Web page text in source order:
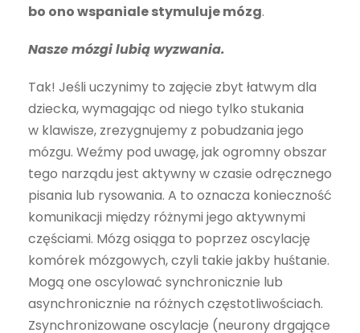
bo ono wspaniale stymuluje mózg.
Nasze mózgi lubią wyzwania.
Tak! Jeśli uczynimy to zajęcie zbyt łatwym dla
dziecka, wymagając od niego tylko stukania
w klawisze, zrezygnujemy z pobudzania jego
mózgu. Weźmy pod uwagę, jak ogromny obszar
tego narządu jest aktywny w czasie odręcznego
pisania lub rysowania. A to oznacza konieczność
komunikacji między różnymi jego aktywnymi
częściami. Mózg osiąga to poprzez oscylację
komórek mózgowych, czyli takie jakby huśtanie.
Mogą one oscylować synchronicznie lub
asynchronicznie na różnych częstotliwościach.
Zsynchronizowane oscylacje (neurony drgające